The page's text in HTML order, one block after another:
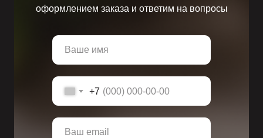
+7
оформлением заказа и ответим на вопросы